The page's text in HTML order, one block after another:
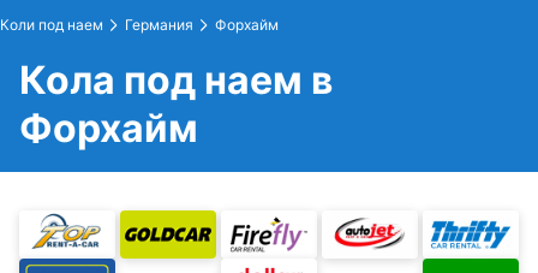
Коли под наем Германия Форхайм
Кола под наем в
Форхайм